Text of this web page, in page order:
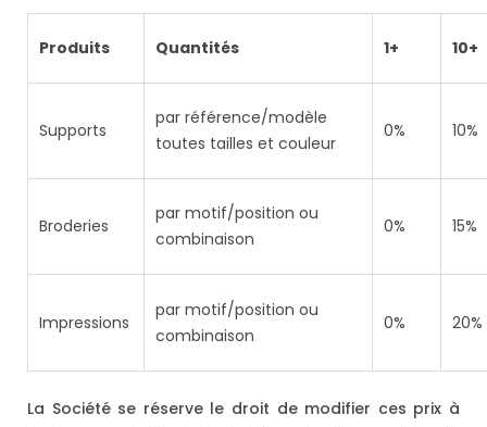
Produits Quantités 1+ 10+
Supports
par référence/modèle
toutes tailles et couleur
0% 10%
Broderies
par motif/position ou
combinaison
0% 15%
Impressions
par motif/position ou
combinaison
0% 20%
La Société se réserve le droit de modifier ces prix à